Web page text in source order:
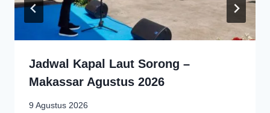
Jadwal Kapal Laut Sorong –
Makassar Agustus 2026
9 Agustus 2026